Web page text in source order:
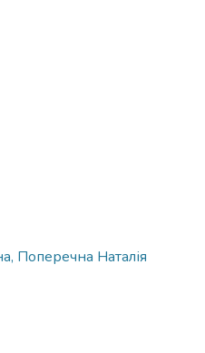
Поперечна Наталія